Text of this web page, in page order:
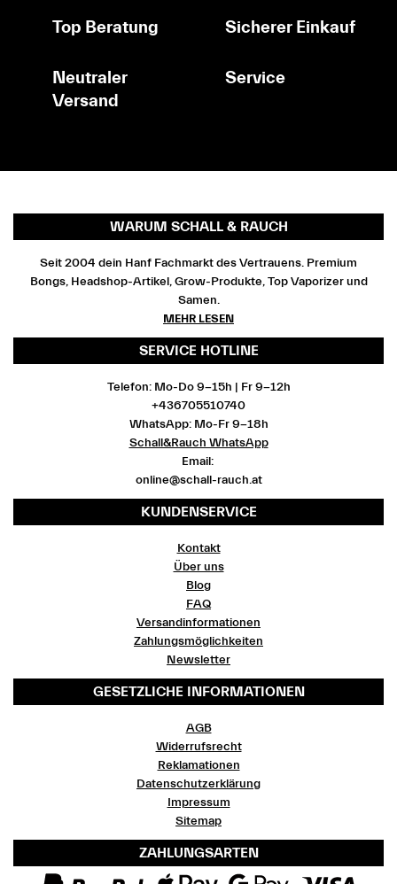
Top Beratung Sicherer Einkauf
Neutraler
Versand
Service
WARUM SCHALL & RAUCH
Seit 2004 dein Hanf Fachmarkt des Vertrauens. Premium
Bongs, Headshop-Artikel, Grow-Produkte, Top Vaporizer und
Samen.
MEHR LESEN
SERVICE HOTLINE
Telefon: Mo-Do 9-15h | Fr 9-12h
+436705510740
WhatsApp: Mo-Fr 9-18h
Schall&Rauch WhatsApp
Email:
online@schall-rauch.at
KUNDENSERVICE
Kontakt
Über uns
Blog
FAQ
Versandinformationen
Zahlungsmöglichkeiten
Newsletter
GESETZLICHE INFORMATIONEN
AGB
Widerrufsrecht
Reklamationen
Datenschutzerklärung
Impressum
Sitemap
ZAHLUNGSARTEN